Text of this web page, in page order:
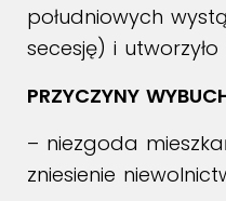
południowych
secesję) i
PRZYCZYNY
– niezgoda
zniesienie